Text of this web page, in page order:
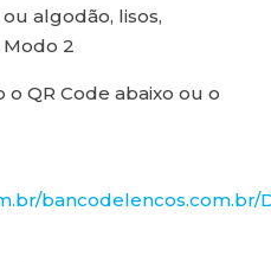
ou algodão, lisos,
2
o QR Code abaixo ou o
bancodelencos.com.br/